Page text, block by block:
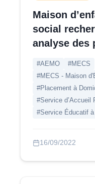
Maison
social
analyse des
#AEMO
#MECS
#MECS - Maison
#Placement à
#Service d’Accueil
#Service Éducatif
16/09/2022